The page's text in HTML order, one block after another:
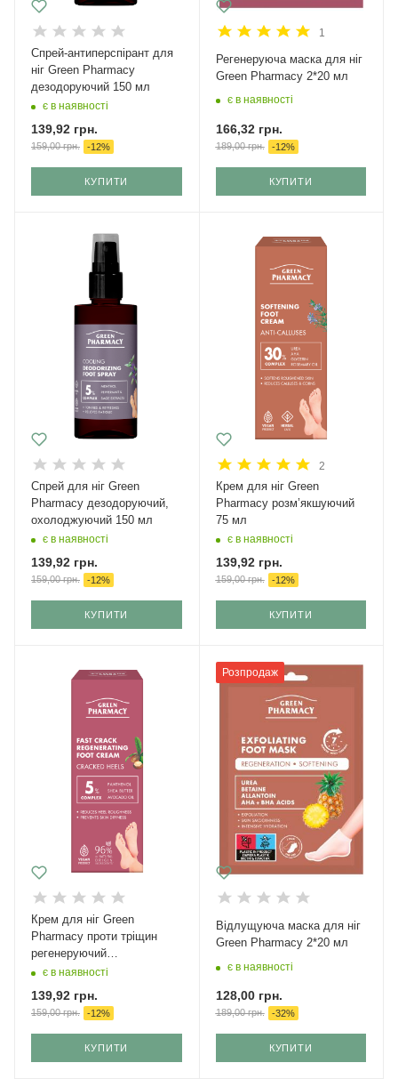
Спрей-антиперспірант для
ніг Green Рharmacy
дезодоруючий 150 мл
є в наявності
139,92 грн.
159,00грн. -12%
КУПИТИ
1
Регенеруюча маска для ніг
Green Рharmacy 2*20 мл
є в наявності
166,32грн.
189,00грн. -12%
КУПИТИ
Спрей для ніг Green
Рharmacy дезодоруючий,
охолоджуючий 150 мл
є в наявності
139,92 грн.
159,00грн. -12%
КУПИТИ
2
Крем для ніг Green
Pharmacy розм’якшуючий
75 мл
є в наявності
139,92грн.
159,00грн. -12%
КУПИТИ
Крем для ніг Green
Pharmacy проти тріщин
регенеруючий
швидкодіючий 75 мл
є в наявності
139,92 грн.
159,00грн. -12%
КУПИТИ
Розпродаж
Відлущуюча маска для ніг
Green Рharmacy 2*20 мл
є в наявності
128,00грн.
189,00грн. -32%
КУПИТИ